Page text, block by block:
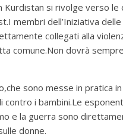
si rivolge verso
membri dell’Iniziativa
collegati alla
comune.Non dovrà
sono messe in pratica
i bambini.Le
e la guerra sono
donne.